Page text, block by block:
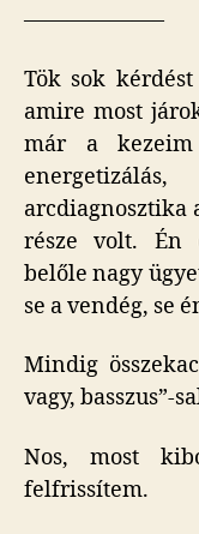
——————–
Tök sok
amire most
már a
arcdiagnosztika
része volt. Én
belőle nagy
se a vendég, se
Mindig
vagy, basszus”-
Nos, most
felfrissítem.